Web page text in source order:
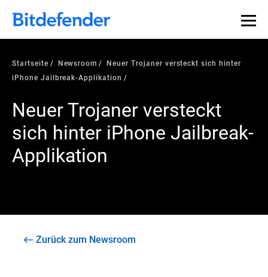
Startseite Newsroom
Neuer Trojaner versteckt sich hinter
iPhone Jailbreak-Applikation
Neuer Trojaner versteckt
sich hinter iPhone Jailbreak-
Applikation
Zurück zum Newsroom